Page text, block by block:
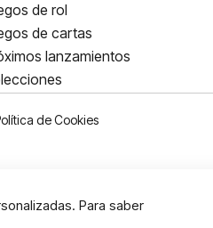
de rol
de cartas
lanzamientos
de Cookies
Para saber